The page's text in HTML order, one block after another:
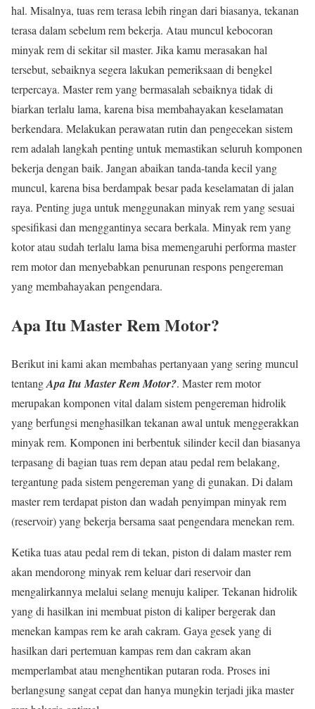
hal. Misalnya, tuas rem terasa lebih ringan dari biasanya, tekanan
terasa dalam sebelum rem bekerja. Atau muncul kebocoran
minyak rem di sekitar sil master. Jika kamu merasakan hal
tersebut, sebaiknya segera lakukan pemeriksaan di bengkel
terpercaya. Master rem yang bermasalah sebaiknya tidak di
biarkan terlalu lama, karena bisa membahayakan keselamatan
berkendara. Melakukan perawatan rutin dan pengecekan sistem
rem adalah langkah penting untuk memastikan seluruh komponen
bekerja dengan baik. Jangan abaikan tanda-tanda kecil yang
muncul, karena bisa berdampak besar pada keselamatan di jalan
raya. Penting juga untuk menggunakan minyak rem yang sesuai
spesifikasi dan menggantinya secara berkala. Minyak rem yang
kotor atau sudah terlalu lama bisa memengaruhi performa master
rem motor dan menyebabkan penurunan respons pengereman
yang membahayakan pengendara.
Apa Itu Master Rem Motor?
Berikut ini kami akan membahas pertanyaan yang sering muncul
tentangApa Itu Master Rem Motor?. Master rem motor
merupakan komponen vital dalam sistem pengereman hidrolik
yang berfungsi menghasilkan tekanan awal untuk menggerakkan
minyak rem. Komponen ini berbentuk silinder kecil dan biasanya
terpasang di bagian tuas rem depan atau pedal rem belakang,
tergantung pada sistem pengereman yang di gunakan. Di dalam
master rem terdapat piston dan wadah penyimpan minyak rem
(reservoir) yang bekerja bersama saat pengendara menekan rem.
Ketika tuas atau pedal rem di tekan, piston di dalam master rem
akan mendorong minyak rem keluar dari reservoir dan
mengalirkannya melalui selang menuju kaliper. Tekanan hidrolik
yang di hasilkan ini membuat piston di kaliper bergerak dan
menekan kampas rem ke arah cakram. Gaya gesek yang di
hasilkan dari pertemuan kampas rem dan cakram akan
memperlambat atau menghentikan putaran roda. Proses ini
berlangsung sangat cepat dan hanya mungkin terjadi jika master